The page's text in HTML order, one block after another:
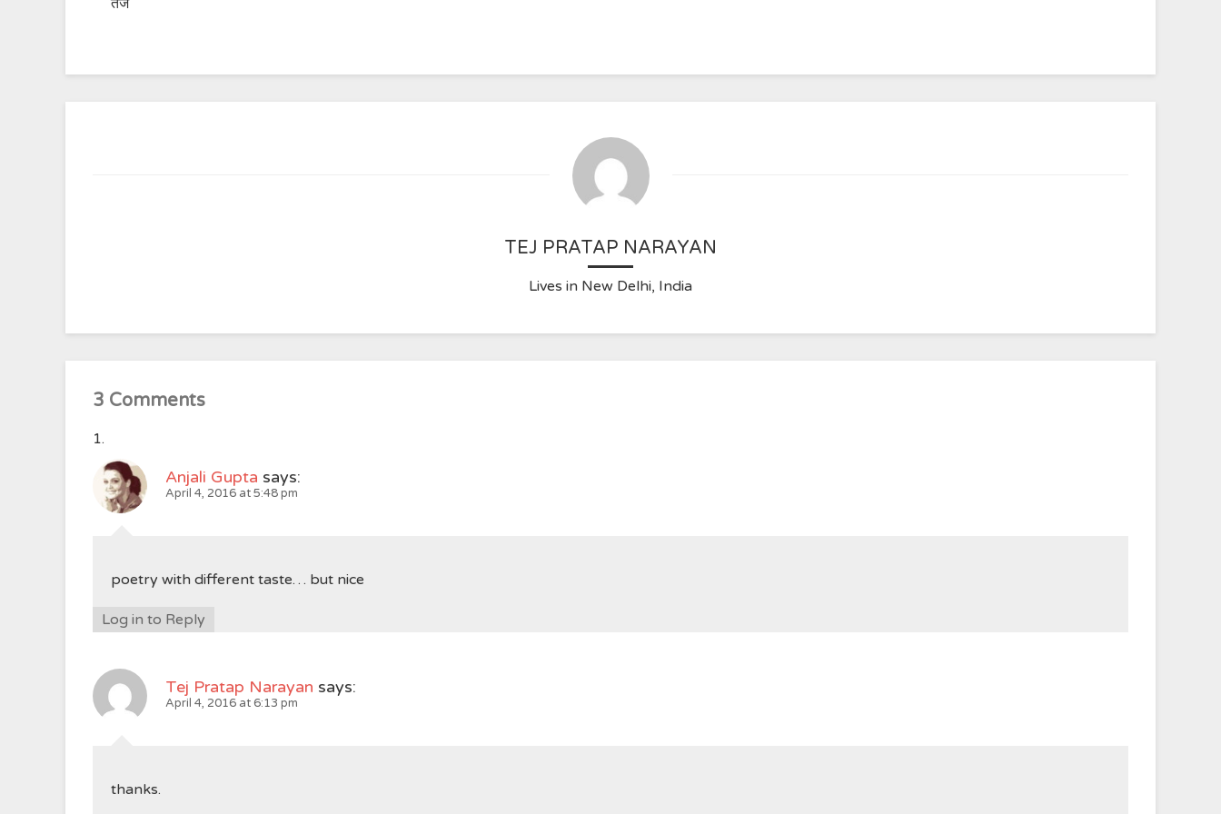
तेज
TEJ PRATAP NARAYAN
Lives in New Delhi, India
3 Comments
Anjali Gupta says:
April 4, 2016 at 5:48 pm
poetry with different taste… but nice
Log in to Reply
Tej Pratap Narayan says:
April 4, 2016 at 6:13 pm
thanks.